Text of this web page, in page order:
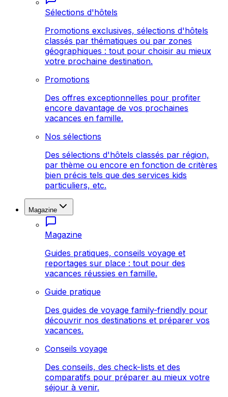
Sélections d'hôtels
Promotions exclusives, sélections d'hôtels
classés par thématiques ou par zones
géographiques : tout pour choisir au mieux
votre prochaine destination.
Promotions
Des offres exceptionnelles pour profiter
encore davantage de vos prochaines
vacances en famille.
Nos sélections
Des sélections d'hôtels classés par région,
par thème ou encore en fonction de critères
bien précis tels que des services kids
particuliers, etc.
Magazine
Magazine
Guides pratiques, conseils voyage et
reportages sur place : tout pour des
vacances réussies en famille.
Guide pratique
Des guides de voyage family-friendly pour
découvrir nos destinations et préparer vos
vacances.
Conseils voyage
Des conseils, des check-lists et des
comparatifs pour préparer au mieux votre
séjour à venir.